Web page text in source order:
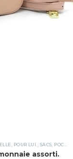
POUR LUI. SACS, POCHETTES ET PORTEFEUILLES
assorti.